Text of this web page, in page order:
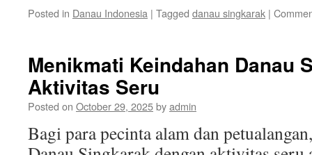
Posted in Danau Indonesia | Tagged danau singkarak |
Menikmati Keindahan Danau
Aktivitas Seru
Posted on October 29, 2025byadmin
Bagi para pecinta alam dan